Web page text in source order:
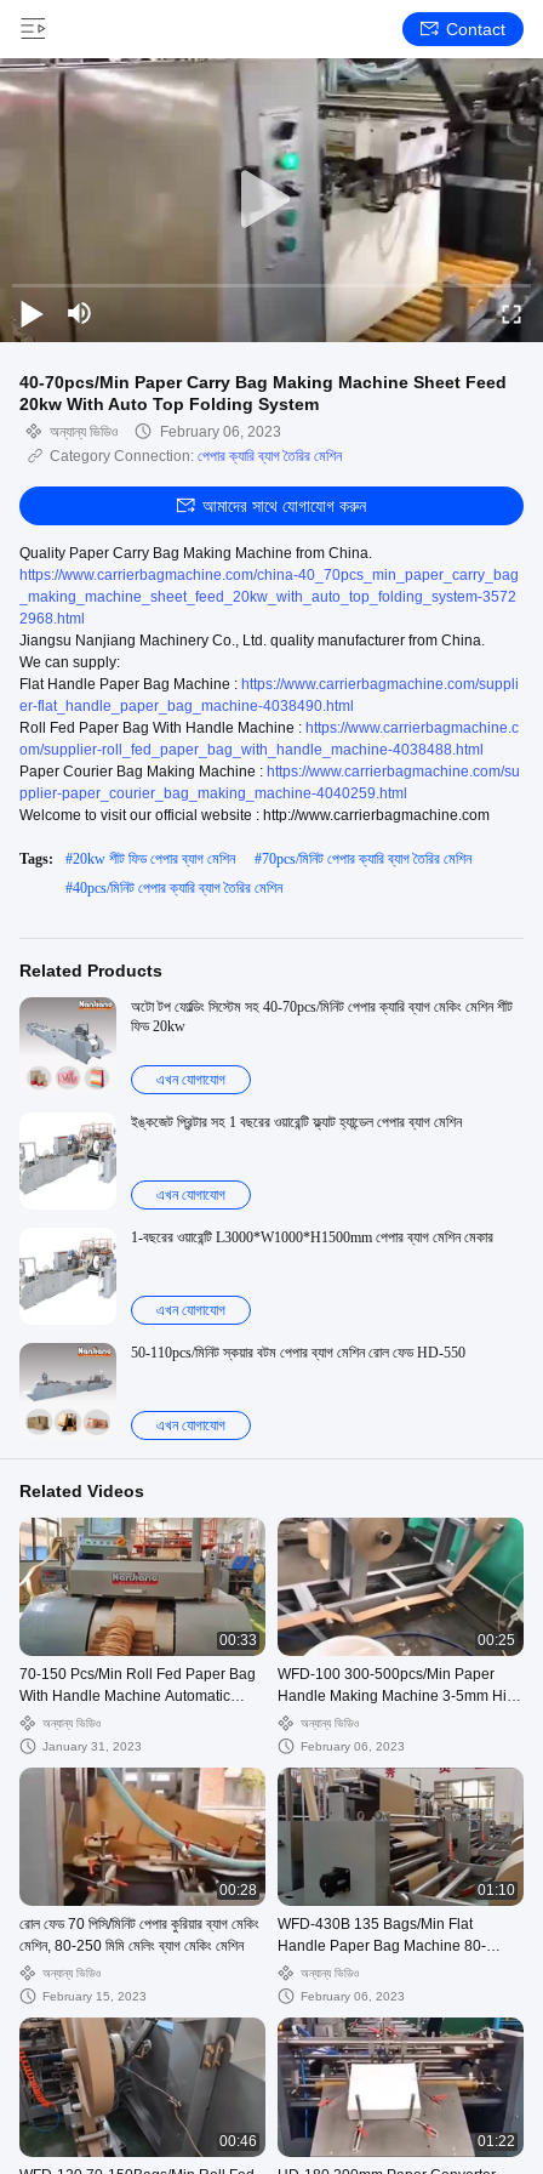
Contact
40-70pcs/Min Paper Carry Bag Making Machine Sheet Feed
20kw With Auto Top Folding System
অন্যান্য ভিডিও
February 06, 2023
Category Connection: পেপার ক্যারি ব্যাগ তৈরির মেশিন
আমাদের সাথে যোগাযোগ করুন
Quality Paper Carry Bag Making Machine from China.
https://www.carrierbagmachine.com/china-40_70pcs_min_paper_carry_bag
_making_machine_sheet_feed_20kw_with_auto_top_folding_system-3572
2968.html
Jiangsu Nanjiang Machinery Co., Ltd. quality manufacturer from China.
We can supply:
Flat Handle Paper Bag Machine : https://www.carrierbagmachine.com/suppli
er-flat_handle_paper_bag_machine-4038490.html
Roll Fed Paper Bag With Handle Machine : https://www.carrierbagmachine.c
om/supplier-roll_fed_paper_bag_with_handle_machine-4038488.html
Paper Courier Bag Making Machine : https://www.carrierbagmachine.com/su
pplier-paper_courier_bag_making_machine-4040259.html
Welcome to visit our official website : http://www.carrierbagmachine.com
Tags: #20kw শীট ফিড পেপার ব্যাগ মেশিন #70pcs/মিনিট পেপার ক্যারি ব্যাগ তৈরির মেশিন
#40pcs/মিনিট পেপার ক্যারি ব্যাগ তৈরির মেশিন
Related Products
অটো টপ ফোল্ডিং সিস্টেম সহ 40-70pcs/মিনিট পেপার ক্যারি ব্যাগ মেকিং মেশিন শীট
ফিড 20kw
এখন যোগাযোগ
ইঙ্কজেট প্রিন্টার সহ 1 বছরের ওয়ারেন্টি ফ্ল্যাট হ্যান্ডেল পেপার ব্যাগ মেশিন
এখন যোগাযোগ
1-বছরের ওয়ারেন্টি L3000*W1000*H1500mm পেপার ব্যাগ মেশিন মেকার
এখন যোগাযোগ
50-110pcs/মিনিট স্কয়ার বটম পেপার ব্যাগ মেশিন রোল ফেড HD-550
এখন যোগাযোগ
Related Videos
00:33
70-150 Pcs/Min Roll Fed Paper Bag
With Handle Machine Automatic
WFD-330
অন্যান্য ভিডিও
January 31, 2023
00:25
WFD-100 300-500pcs/Min Paper
Handle Making Machine 3-5mm High
Speedঅন্যান্য ভিডিও
February 06, 2023
00:28
রোল ফেড 70 পিসি/মিনিট পেপার কুরিয়ার ব্যাগ মেকিং
মেশিন, 80-250 মিমি মেলিং ব্যাগ মেকিং মেশিন
অন্যান্য ভিডিও
February 15, 2023
01:10
WFD-430B 135 Bags/Min Flat
Handle Paper Bag Machine 80-
200mm Roll Fed Square Bottom
অন্যান্য ভিডিও
February 06, 2023
00:46
01:22